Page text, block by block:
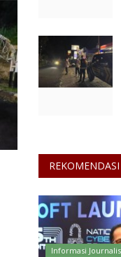
Informasi